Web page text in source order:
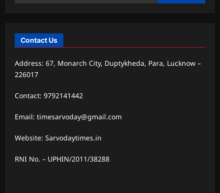
Contact Us
Address: 67, Monarch City, Duptykheda, Para, Lucknow –
226017
Contact: 9792141442
Email: timesarvoday@gmail.com
Website: Sarvodaytimes.in
RNI No. – UPHIN/2011/38288